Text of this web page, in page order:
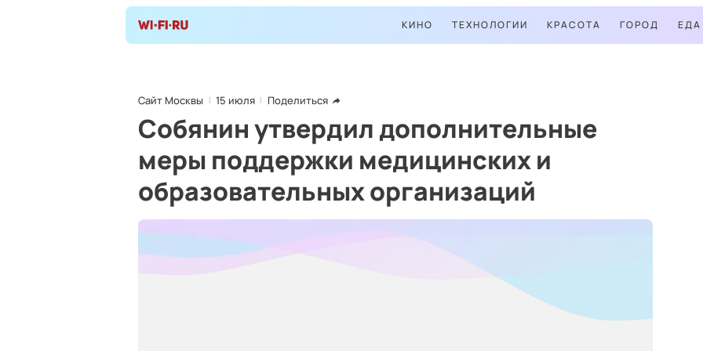
КИНО ТЕХНОЛОГИИ КРАСОТА ГОРОД ЕДА
Сайт Москвы 15 июля Поделиться
Собянин утвердил дополнительные
меры поддержки медицинских и
образовательных организаций